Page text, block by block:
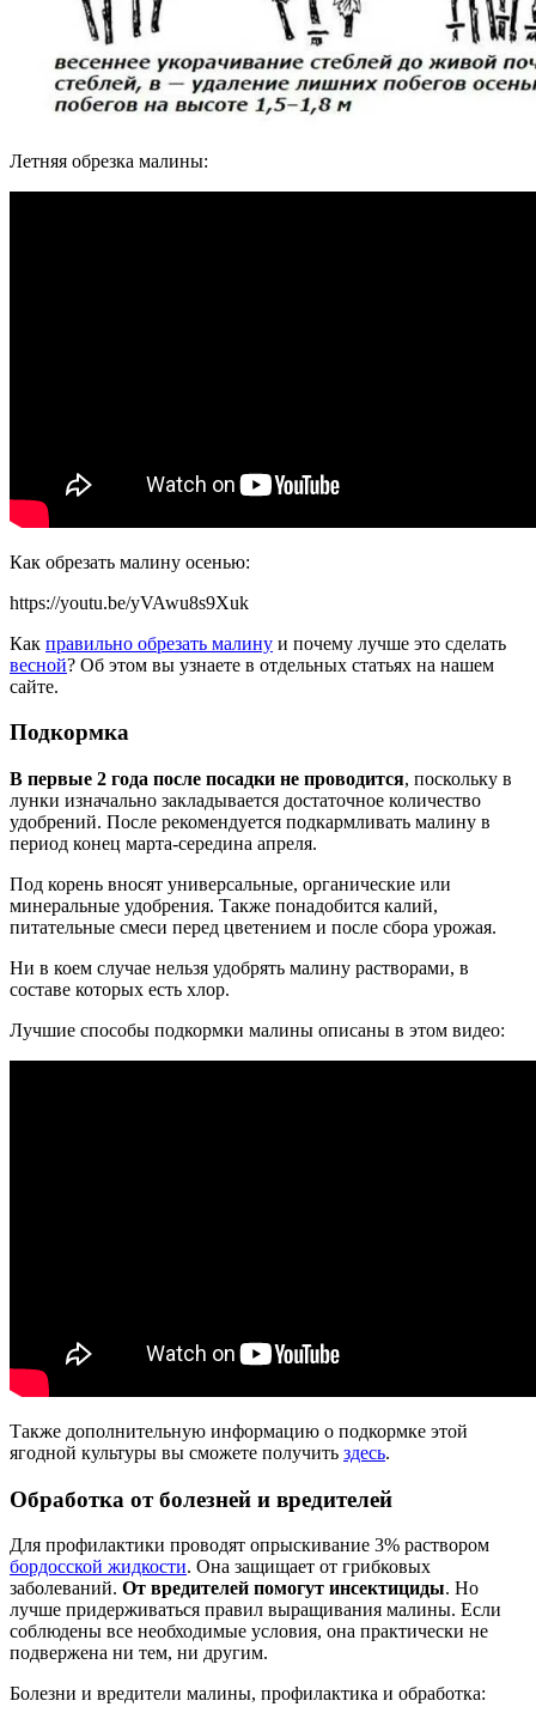
Летняя обрезка малины:
Как обрезать малину осенью:
https://youtu.be/yVAwu8s9Xuk
Как правильно обрезать малину и почему лучше это сделать
весной? Об этом вы узнаете в отдельных статьях на нашем
сайте.
Подкормка
В первые 2 года после посадки не проводится, поскольку в
лунки изначально закладывается достаточное количество
удобрений. После рекомендуется подкармливать малину в
период конец марта-середина апреля.
Под корень вносят универсальные, органические или
минеральные удобрения. Также понадобится калий,
питательные смеси перед цветением и после сбора урожая.
Ни в коем случае нельзя удобрять малину растворами, в
составе которых есть хлор.
Лучшие способы подкормки малины описаны в этом видео:
Также дополнительную информацию о подкормке этой
ягодной культуры вы сможете получить здесь.
Обработка от болезней и вредителей
Для профилактики проводят опрыскивание 3% раствором
бордосской жидкости. Она защищает от грибковых
заболеваний. От вредителей помогут инсектициды. Но
лучше придерживаться правил выращивания малины. Если
соблюдены все необходимые условия, она практически не
подвержена ни тем, ни другим.
Болезни и вредители малины, профилактика и обработка: